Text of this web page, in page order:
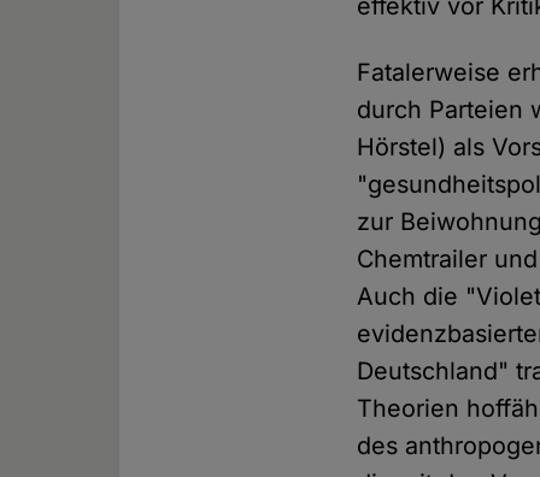
effektiv vor
Fatalerweise
durch Parteien
Hörstel) als
zur
Chemtrailer
Auch die
Deutschland"
Theorien
des